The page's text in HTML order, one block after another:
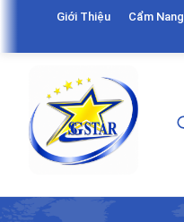
Giới Thiệu Cẩm Nang